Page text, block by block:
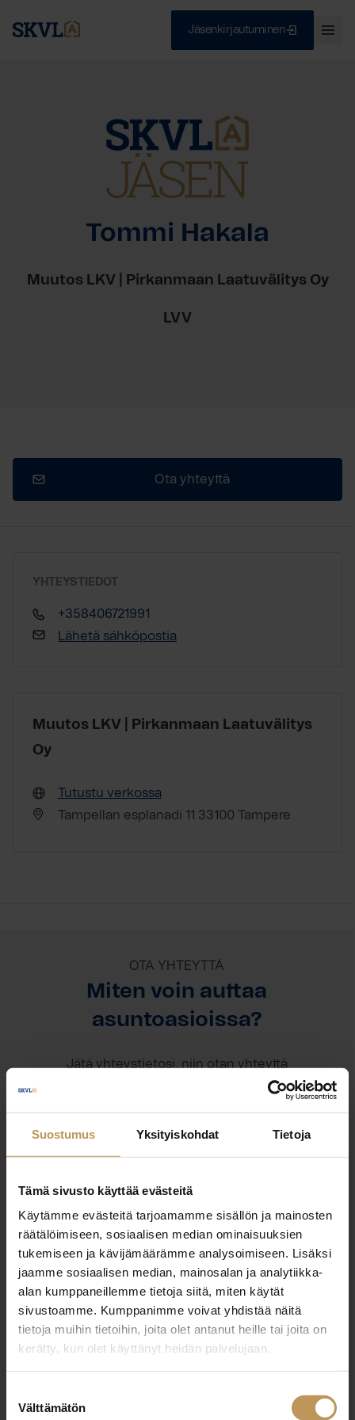
Suostumus Yksityiskohdat Tietoja
Tämä sivusto käyttää evästeitä
Käytämme evästeitä tarjoamamme sisällön ja mainosten
räätälöimiseen, sosiaalisen median ominaisuuksien
tukemiseen ja kävijämäärämme analysoimiseen. Lisäksi
jaamme sosiaalisen median, mainosalan ja analytiikka-
alan kumppaneillemme tietoja siitä, miten käytät
sivustoamme. Kumppanimme voivat yhdistää näitä
tietoja muihin tietoihin, joita olet antanut heille tai joita on
kerätty, kun olet käyttänyt heidän palvelujaan.
valinta
Välttämätön
Jäsenkirjautuminen
Tommi Hakala
Muutos LKV | Pirkanmaan Laatuvälitys Oy
LVV
Ota yhteyttä
YHTEYSTIEDOT
+358406721991
Lähetä sähköpostia
Muutos LKV | Pirkanmaan Laatuvälitys
Oy
Tutustu verkossa
Tampellan esplanadi 11 33100 Tampere
OTA YHTEYTTÄ
Miten voin auttaa
asuntoasioissa?
Jätä yhteystietosi, niin otan yhteyttä
"*" näyttää pakolliset kentät